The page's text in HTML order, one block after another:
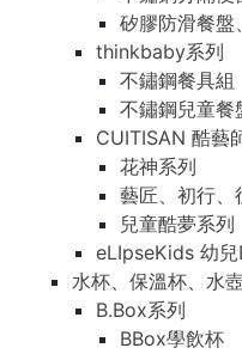
矽膠防滑餐盤
thinkbaby系列
不鏽鋼餐具組
不鏽鋼兒童餐
CUITISAN 酷藝
花神系列
藝匠、初行、
兒童酷夢系列
eLIpseKids 幼
水杯、保溫杯、水
B.Box系列
BBox學飲杯